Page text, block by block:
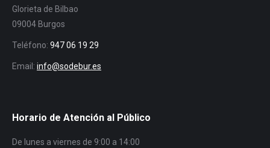
Glorieta de Bilbao
09004 Burgos
Teléfono: 947 06 19 29
Email: info@sodebur.es
Horario de Atención al Público
De lunes a viernes de 9:00 a 14:00